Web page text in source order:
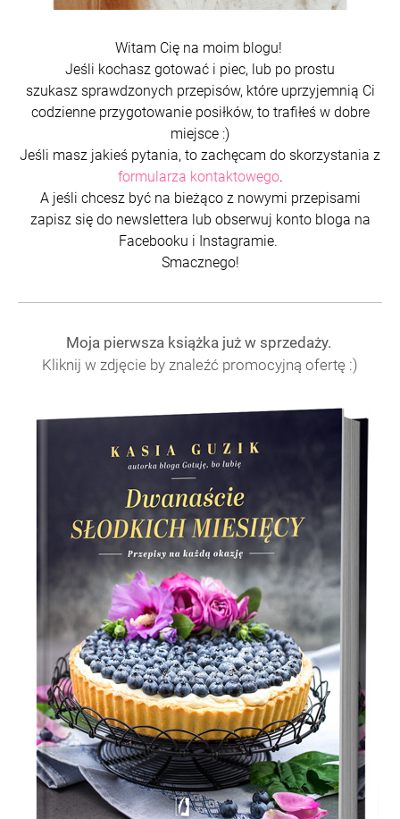
Witam Cię na moim blogu!
Jeśli kochasz gotować i piec, lub po prostu
szukasz sprawdzonych przepisów, które uprzyjemnią Ci
codzienne przygotowanie posiłków, to trafiłeś w dobre
miejsce :)
Jeśli masz jakieś pytania, to zachęcam do skorzystania z
formularza kontaktowego.
A jeśli chcesz być na bieżąco z nowymi przepisami
zapisz się do newslettera lub obserwuj konto bloga na
Facebooku i Instagramie.
Smacznego!
Moja pierwsza książka już w sprzedaży.
Kliknij w zdjęcie by znaleźć promocyjną ofertę :)